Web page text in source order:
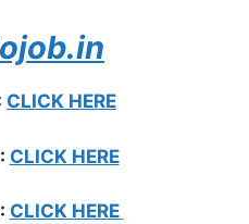
CLICK HERE
CLICK HERE
CLICK HERE